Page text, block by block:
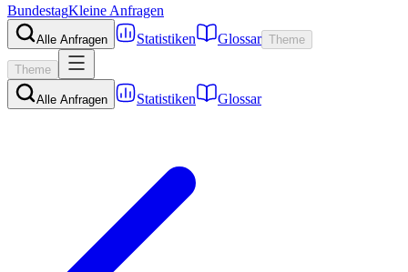
BundestagKleine Anfragen
Alle Anfragen Statistiken Glossar Theme
Theme
Alle Anfragen Statistiken Glossar